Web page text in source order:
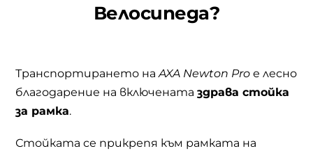
Велосипеда?
Транспортирането наAXA Newton Pro е лесно
благодарение на включенатаздрава стойка
за рамка.
Стойката се прикрепя към рамката на